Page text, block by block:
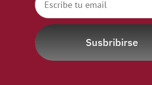
Susbribirse